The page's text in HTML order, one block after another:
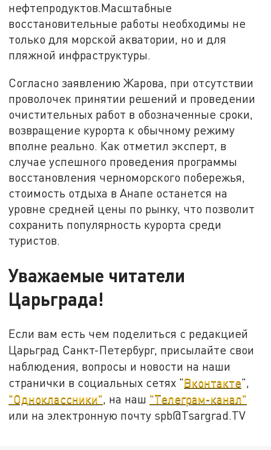
нефтепродуктов.Масштабные
восстановительные работы необходимы не
только для морской акватории, но и для
пляжной инфраструктуры.
Согласно заявлению Жарова, при отсутствии
проволочек принятии решений и проведении
очистительных работ в обозначенные сроки,
возвращение курорта к обычному режиму
вполне реально. Как отметил эксперт, в
случае успешного проведения программы
восстановления черноморского побережья,
стоимость отдыха в Анапе останется на
уровне средней цены по рынку, что позволит
сохранить популярность курорта среди
туристов.
Уважаемые читатели
Царьграда!
Если вам есть чем поделиться с редакцией
Царьград Санкт-Петербург, присылайте свои
наблюдения, вопросы и новости на наши
странички в социальных сетях "Вконтакте",
"Одноклассники", на наш "Телеграм-канал"
или на электронную почту spb@Tsargrad.TV